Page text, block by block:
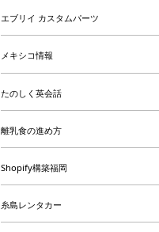
エブリイ カスタムパーツ
メキシコ情報
たのしく英会話
離乳食の進め方
Shopify構築福岡
糸島レンタカー